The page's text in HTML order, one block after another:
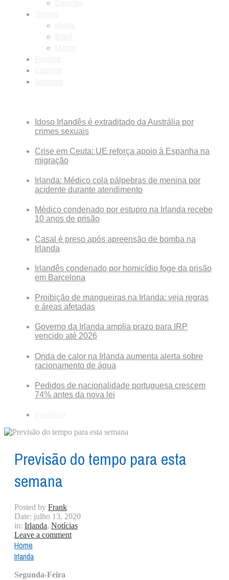
Idoso Irlandês é extraditado da Austrália por
crimes sexuais
Crise em Ceuta: UE reforça apoio à Espanha na
migração
Irlanda: Médico cola pálpebras de menina por
acidente durante atendimento
Médico condenado por estupro na Irlanda recebe
10 anos de prisão
Casal é preso após apreensão de bomba na
Irlanda
Irlandês condenado por homicídio foge da prisão
em Barcelona
Proibição de mangueiras na Irlanda: veja regras
e áreas afetadas
Governo da Irlanda amplia prazo para IRP
vencido até 2026
Onda de calor na Irlanda aumenta alerta sobre
racionamento de água
Pedidos de nacionalidade portuguesa crescem
74% antes da nova lei
Previsão do tempo para esta
semana
Posted by Frank
Date: julho 13, 2020
in: Irlanda, Notícias
Leave a comment
Home
Irlanda
Segunda-Feira